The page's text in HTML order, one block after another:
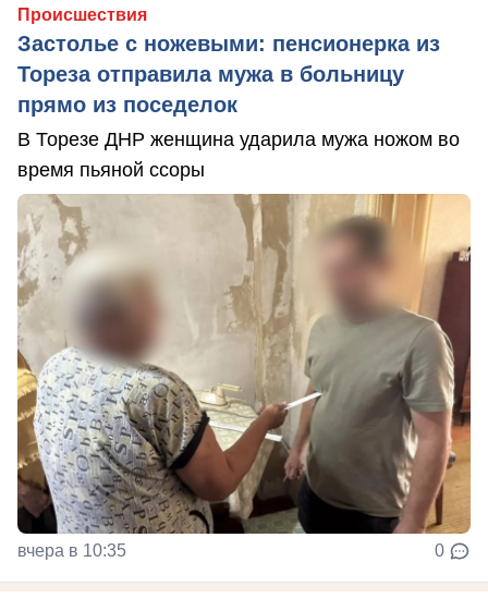
Происшествия
Застолье с ножевыми: пенсионерка из
Тореза отправила мужа в больницу
прямо из поседелок
В Торезе ДНР женщина ударила мужа ножом во
время пьяной ссоры
вчера в 10:35 0